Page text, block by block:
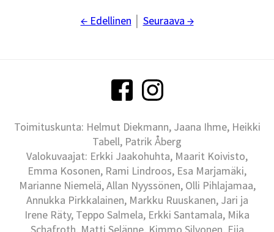
← Edellinen Seuraava →
Toimituskunta: Helmut Diekmann, Jaana Ihme, Heikki
Tabell, Patrik Åberg
Valokuvaajat: Erkki Jaakohuhta, Maarit Koivisto,
Emma Kosonen, Rami Lindroos, Esa Marjamäki,
Marianne Niemelä, Allan Nyyssönen, Olli Pihlajamaa,
Annukka Pirkkalainen, Markku Ruuskanen, Jari ja
Irene Räty, Teppo Salmela, Erkki Santamala, Mika